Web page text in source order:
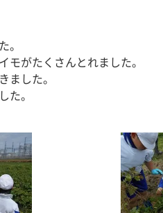
。
モがたくさんとれました。
ました。
た。